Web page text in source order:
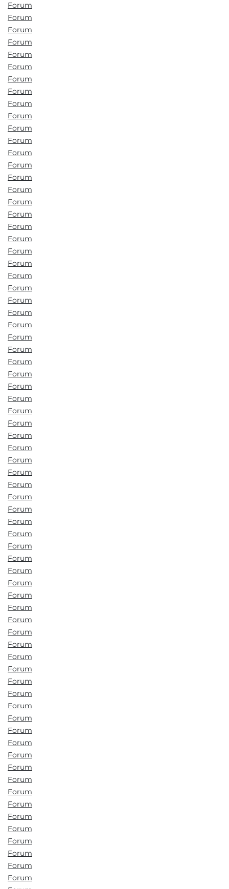
Forum
Forum
Forum
Forum
Forum
Forum
Forum
Forum
Forum
Forum
Forum
Forum
Forum
Forum
Forum
Forum
Forum
Forum
Forum
Forum
Forum
Forum
Forum
Forum
Forum
Forum
Forum
Forum
Forum
Forum
Forum
Forum
Forum
Forum
Forum
Forum
Forum
Forum
Forum
Forum
Forum
Forum
Forum
Forum
Forum
Forum
Forum
Forum
Forum
Forum
Forum
Forum
Forum
Forum
Forum
Forum
Forum
Forum
Forum
Forum
Forum
Forum
Forum
Forum
Forum
Forum
Forum
Forum
Forum
Forum
Forum
Forum